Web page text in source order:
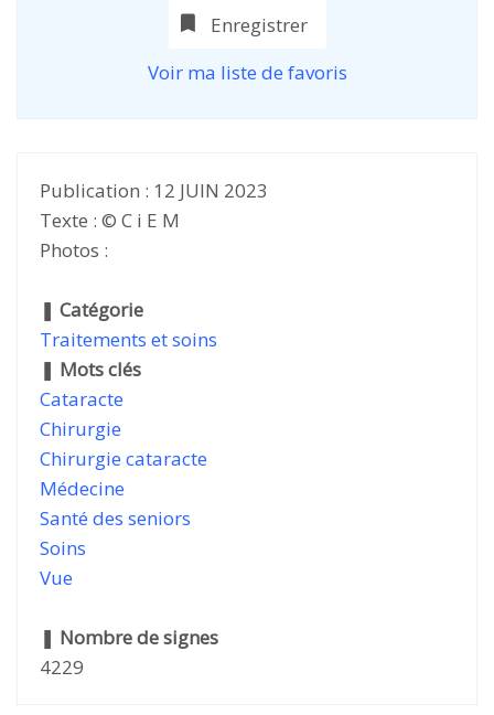
Enregistrer
Voir ma liste de favoris
Publication : 12 JUIN 2023
Texte : © C i E M
Photos :
❚ Catégorie
Traitements et soins
❚ Mots clés
Cataracte
Chirurgie
Chirurgie cataracte
Médecine
Santé des seniors
Soins
Vue
❚ Nombre de signes
4229